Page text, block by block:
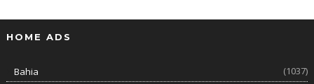
HOME ADS
Bahia
(1037)